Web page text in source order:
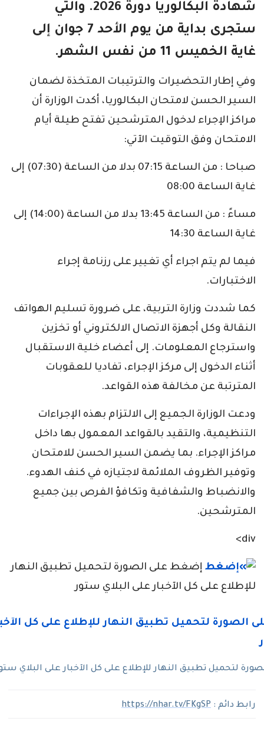
شهادة البكالوريا دورة 2026. والتي
ستجرى بداية من يوم الأحد 7 جوان إلى
غاية الخميس 11 من نفس الشهر.
وفي إطار التحضيرات والترتيبات المتخذة لضمان
السير الحسن لامتحان البكالوريا، أكدت الوزارة أن
مراكز الإجراء لدخول المترشحين تفتح طيلة أيام
الامتحان وفق التوقيت الآتي:
صباحا : من الساعة 07:15 بدلا من الساعة (07:30) إلى
غاية الساعة 08:00
مساءً : من الساعة 13:45 بدلا من الساعة (14:00) إلى
غاية الساعة 14:30
فيما لم يتم اجراء أي تغيير على رزنامة إجراء
الاختبارات.
كما شددت وزارة التربية، على ضرورة تسليم الهواتف
النقالة وكل أجهزة الاتصال الالكتروني أو تخزين
واسترجاع المعلومات. إلى أعضاء خلية الاستقبال
أثناء الدخول إلى مركز الإجراء، تفاديا للعقوبات
المترتبة عن مخالفة هذه القواعد.
ودعت الوزارة الجميع إلى الالتزام بهذه الإجراءات
التنظيمية، والتقيد بالقواعد المعمول بها داخل
مراكز الإجراء. بما يضمن السير الحسن للامتحان
وتوفير الظروف الملائمة لاجتيازه في كنف الهدوء.
والانضباط والشفافية وتكافؤ الفرص بين جميع
المترشحين.
div>
إضغط على الصورة لتحميل تطبيق النهار
للإطلاع على كل الآخبار على البلاي ستور
لتحميل تطبيق النهار للإطلاع على كل الآخبار على البلاي
رابط دائم : https://nhar.tv/FKgSP